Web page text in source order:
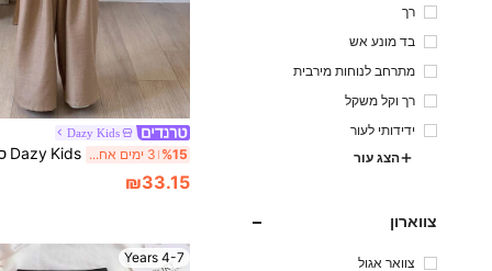
רך
בד מונע אש
מתרחב לנוחות מירבית
רך וקל משקל
ידידותי לעור
הצג עור
צווארון
צוואר אגול
Dazy Kids
%15 3 ימים אחרונים
₪33.15
4-7 Years